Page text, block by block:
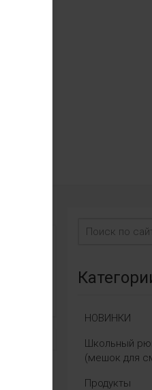
НОВИНКИ
Школьный
(мешок для
Продукты